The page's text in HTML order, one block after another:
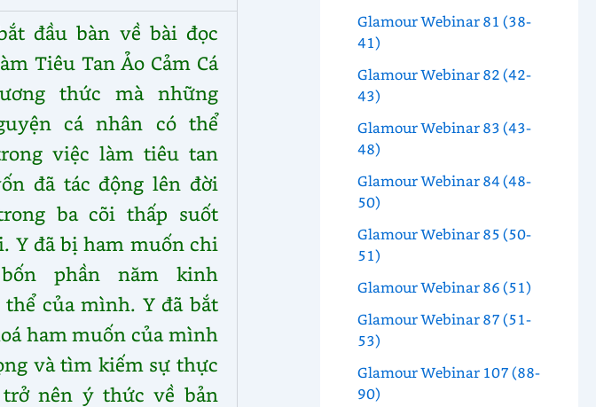
đầu bàn về bài đọc
Tiêu Tan Ảo Cảm Cá
thức mà những
cá nhân có thể
việc làm tiêu tan
đã tác động lên đời
ba cõi thấp suốt
Y đã bị ham muốn chi
phần năm kinh
của mình. Y đã bắt
ham muốn của mình
và tìm kiếm sự thực
nên ý thức về bản
Glamour Webinar 81 (38-
41)
Glamour Webinar 82 (42-
43)
Glamour Webinar 83 (43-
48)
Glamour Webinar 84 (48-
50)
Glamour Webinar 85 (50-
51)
Glamour Webinar 86 (51)
Glamour Webinar 87 (51-
53)
Glamour Webinar 107 (88-
90)